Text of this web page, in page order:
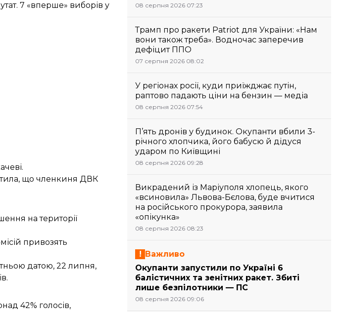
7 «вперше» виборів у
що членкиня ДВК
на території
привозять
датою, 22 липня,
42% голосів,
08 серпня 2026 07:23
Трамп про ракети Patriot для України: «Нам
вони також треба». Водночас заперечив
дефіцит ППО
07 серпня 2026 08:02
У регіонах росії, куди приїжджає путін,
раптово падають ціни на бензин — медіа
08 серпня 2026 07:54
П’ять дронів у будинок. Окупанти вбили 3-
річного хлопчика, його бабусю й дідуся
ударом по Київщині
08 серпня 2026 09:28
Викрадений із Маріуполя хлопець, якого
«всиновила» Львова-Бєлова, буде вчитися
на російського прокурора, заявила
«опікунка»
08 серпня 2026 08:23
Важливо
Окупанти запустили по Україні 6
балістичних та зенітних ракет. Збиті
лише безпілотники — ПС
08 серпня 2026 09:06